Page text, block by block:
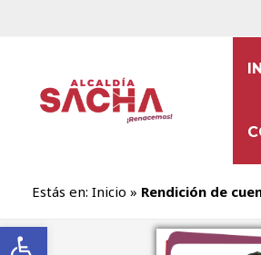
Abrir barra de herramientas
Estás en: Inicio » Rendición de